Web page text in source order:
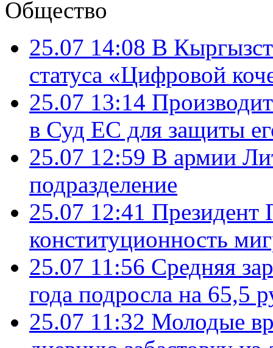
Общество
25.07 14:08 В
статуса «Цифровой
25.07 13:14
в Суд ЕС для защиты
25.07 12:59 В армии
подразделение
25.07 12:41 Президент
конституционность
25.07 11:56 Средняя
года подросла на 65,5
25.07 11:32 Молодые